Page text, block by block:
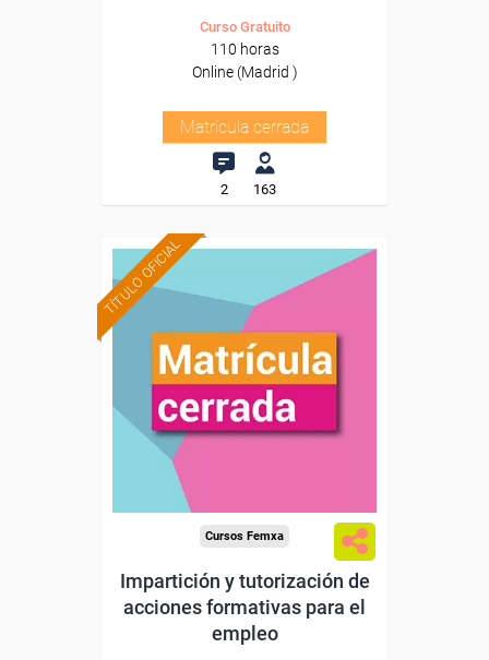
Curso Gratuito
110 horas
Online (Madrid )
Matrícula cerrada
2 163
TÍTULO OFICIAL
Cursos Femxa
Impartición y tutorización de
acciones formativas para el
empleo